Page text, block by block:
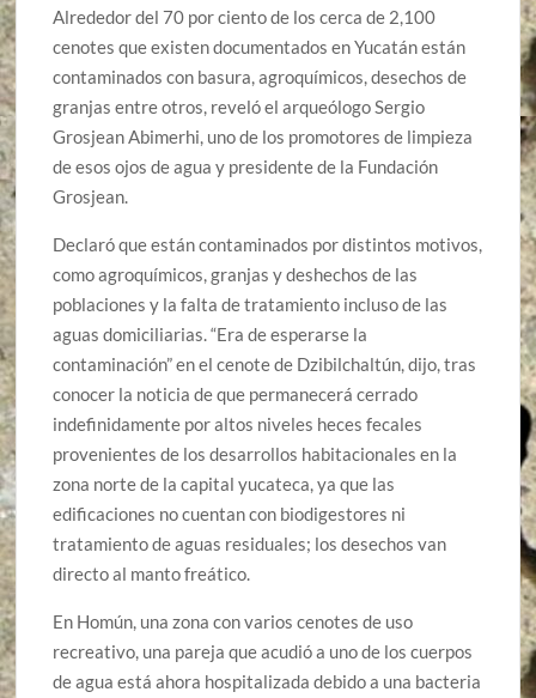
Alrededor del 70 por ciento de los cerca de 2,100
cenotes que existen documentados en Yucatán están
contaminados con basura, agroquímicos, desechos de
granjas entre otros, reveló el arqueólogo Sergio
Grosjean Abimerhi, uno de los promotores de limpieza
de esos ojos de agua y presidente de la Fundación
Grosjean.
Declaró que están contaminados por distintos motivos,
como agroquímicos, granjas y deshechos de las
poblaciones y la falta de tratamiento incluso de las
aguas domiciliarias. “Era de esperarse la
contaminación” en el cenote de Dzibilchaltún, dijo, tras
conocer la noticia de que permanecerá cerrado
indefinidamente por altos niveles heces fecales
provenientes de los desarrollos habitacionales en la
zona norte de la capital yucateca, ya que las
edificaciones no cuentan con biodigestores ni
tratamiento de aguas residuales; los desechos van
directo al manto freático.
En Homún, una zona con varios cenotes de uso
recreativo, una pareja que acudió a uno de los cuerpos
de agua está ahora hospitalizada debido a una bacteria